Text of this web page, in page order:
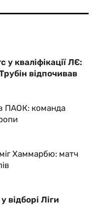
у кваліфікації ЛЄ:
відпочивав
ПАОК: команда
Хаммарбю: матч
відборі Ліги